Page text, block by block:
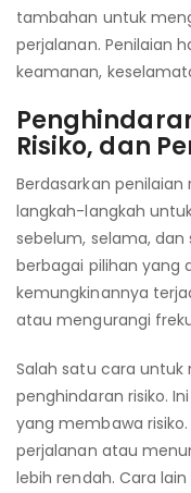
tambahan untuk
perjalanan. Penilaian
keamanan,
Risiko, dan
Berdasarkan
langkah-langkah
sebelum, selama,
berbagai pilihan yang
kemungkinannya
atau mengurangi
Salah satu cara untuk
penghindaran risiko.
yang membawa
perjalanan atau
lebih rendah. Cara